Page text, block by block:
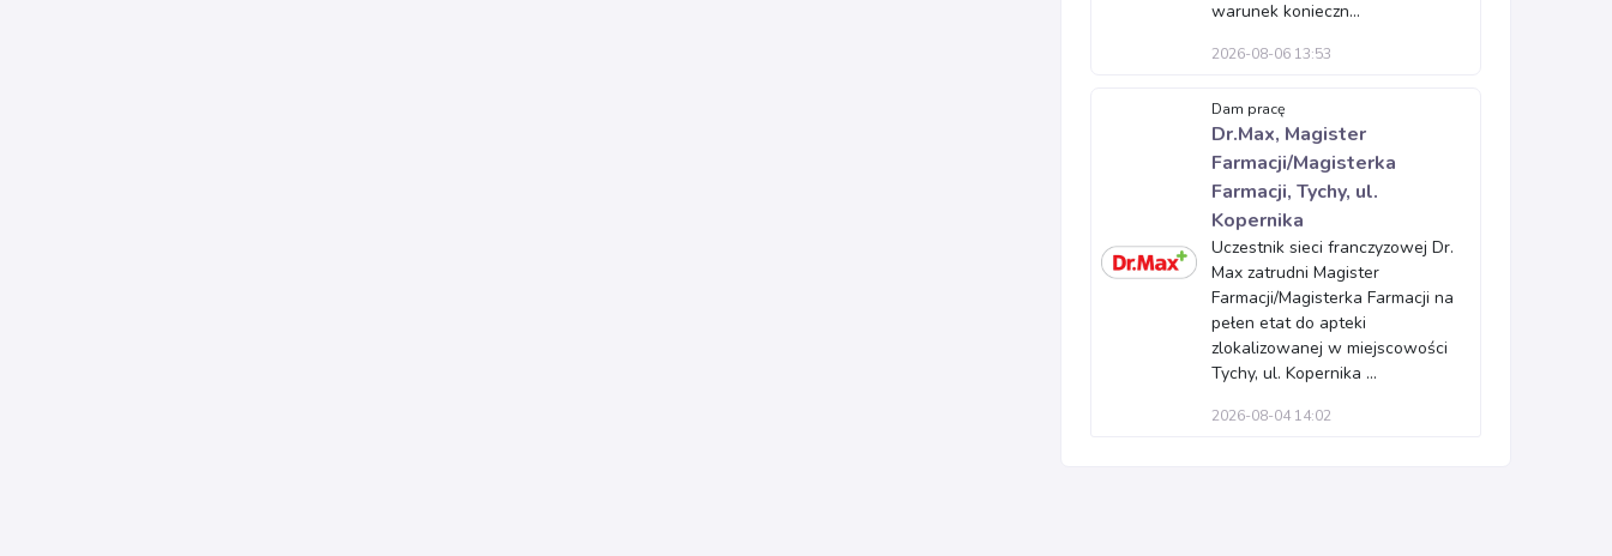
warunek konieczn...
2026-08-06 13:53
Dam pracę
Dr.Max, Magister
Farmacji/Magisterka
Farmacji, Tychy, ul.
Kopernika
Uczestnik sieci franczyzowej Dr.
Max zatrudni Magister
Farmacji/Magisterka Farmacji na
pełen etat do apteki
zlokalizowanej w miejscowości
Tychy, ul. Kopernika ...
2026-08-04 14:02